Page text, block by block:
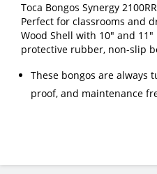
Toca Bongos Synergy
Perfect for classrooms and
Wood Shell with 10″ and
protective rubber, non-slip
These bongos are always
proof, and maintenance